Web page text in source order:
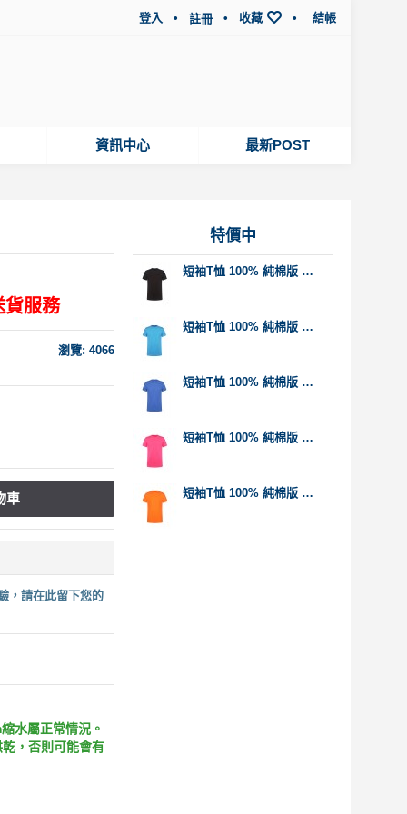
登入 • 註冊 • 收藏 • 結帳
資訊中心 最新POST
特價中
短袖T恤 100% 純棉版 啡色
短袖T恤 100% 純棉版 天藍色
短袖T恤 100% 純棉版 寶藍色
短袖T恤 100% 純棉版 桃紅色
短袖T恤 100% 純棉版 橙色
貨服務
瀏覽: 4066
車
，請在此留下您的
水屬正常情況。
，否則可能會有